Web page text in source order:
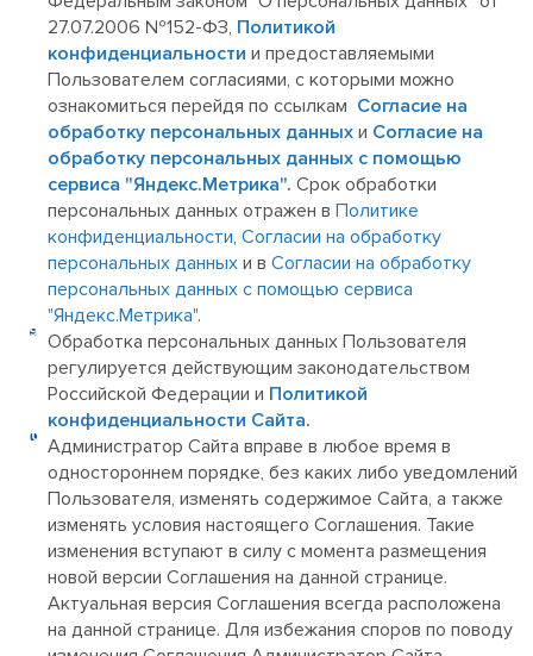
27.07.2006 №152-ФЗ, Политикой
конфиденциальности и предоставляемыми
Пользователем согласиями, с которыми можно
ознакомиться перейдя по ссылкам Согласие на
обработку персональных данных и Согласие на
обработку персональных данных с помощью
сервиса "Яндекс.Метрика". Срок обработки
персональных данных отражен в Политике
конфиденциальности, Согласии на обработку
персональных данных и в Согласии на обработку
персональных данных с помощью сервиса
"Яндекс.Метрика".
Обработка персональных данных Пользователя
регулируется действующим законодательством
Российской Федерации и Политикой
конфиденциальности Сайта.
Администратор Сайта вправе в любое время в
одностороннем порядке, без каких либо уведомлений
Пользователя, изменять содержимое Сайта, а также
изменять условия настоящего Соглашения. Такие
изменения вступают в силу с момента размещения
новой версии Соглашения на данной странице.
Актуальная версия Соглашения всегда расположена
на данной странице. Для избежания споров по поводу